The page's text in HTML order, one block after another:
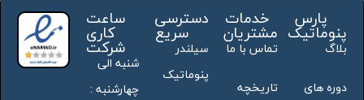
پارس
پنوماتیک
بلاگ
دوره های
خدمات
مشتریان
تماس با ما
تاریخچه
دسترسی
سریع
سیلندر
پنوماتیک
ساعت
کاری
شرکت
شنبه الی
چهارشنبه :